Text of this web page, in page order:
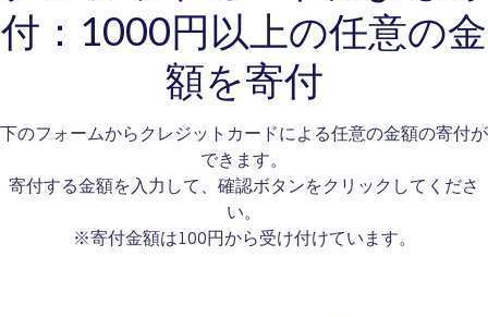
付：1000円以上の任意の金
額を寄付
下のフォームからクレジットカードによる任意の金額の寄付が
できます。
寄付する金額を入力して、確認ボタンをクリックしてくださ
い。
※寄付金額は100円から受け付けています。